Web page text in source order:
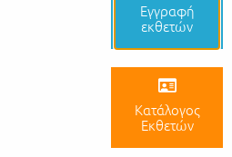
Εγγραφή
εκθετών
Κατάλογος
Εκθετών